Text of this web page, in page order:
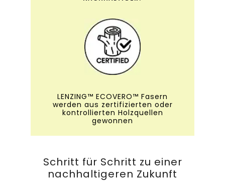
LENZING™ ECOVERO™ Fasern
werden aus zertifizierten oder
kontrollierten Holzquellen
gewonnen
Schritt für Schritt zu einer
nachhaltigeren Zukunft